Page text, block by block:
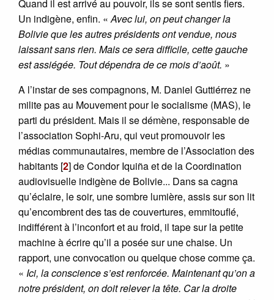
Quand il est arrivé au pouvoir, ils se sont sentis fiers.
Un indigène, enfin. «Avec lui, on peut changer la
Bolivie que les autres présidents ont vendue, nous
laissant sans rien. Mais ce sera difficile, cette gauche
est assiégée. Tout dépendra de ce mois d’août. »
A l’instar de ses compagnons, M. Daniel Guttiérrez ne
milite pas au Mouvement pour le socialisme (MAS), le
parti du président. Mais il se démène, responsable de
l’association Sophi-Aru, qui veut promouvoir les
médias communautaires, membre de l’Association des
habitants [2]de Condor Iquiña et de la Coordination
audiovisuelle indigène de Bolivie... Dans sa cagna
qu’éclaire, le soir, une sombre lumière, assis sur son lit
qu’encombrent des tas de couvertures, emmitouflé,
indifférent à l’inconfort et au froid, il tape sur la petite
machine à écrire qu’il a posée sur une chaise. Un
rapport, une convocation ou quelque chose comme ça.
« Ici, la conscience s’est renforcée. Maintenant qu’on a
notre président, on doit relever la tête. Car la droite